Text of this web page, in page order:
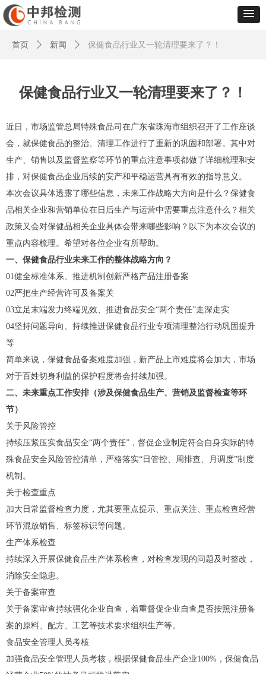
首页 ꄲ 新闻 ꄲ 保健食品行业又一轮清理要来了？！
保健食品行业又一轮清理要来了？！
近日，市场监管总局特殊食品司在广东省珠海市组织召开了工作座谈
会，就保健食品的整治、清理工作进行了重新的巩固和部署。其中对
生产、销售以及监督监察等环节的重点注意事项都做了详细梳理和安
排，对保健食品企业后续的安产和平稳运营具有有效的指导意义。
本次会议具体透露了哪些信息，未来工作战略大方向是什么？保健食
品相关企业和营销单位在日后生产与运营中需要重点注意什么？相关
政策又会对保健品相关企业具体会带来哪些影响？以下为本次会议的
重点内容梳理。希望对各位企业有所帮助。
一、保健食品行业未来工作的整体战略方向？
01健全标准体系、推进机制创新严格产品注册备案
02严把生产经营许可及备案关
03立足末端发力终端见效、推进食品安全“两个责任”走深走实
04坚持问题导向、持续推进保健食品行业专项清理整治行动巩固提升
等
简单来说，保健食品备案难度加强，新产品上市难度将会加大，市场
对于百姓切身利益的保护程度将会持续加强。
二、未来重点工作安排（涉及保健食品生产、营销及监督检查等环
节）
关于风险管控
持续压紧压实食品安全“两个责任”，督促企业制定符合自身实际的特
殊食品安全风险管控清单，严格落实“日管控、周排查、月调度”制度
机制。
关于检查重点
加大日常监督检查力度，尤其要重点提示、重点关注、重点检查经营
环节混放销售、标签标识等问题。
生产体系检查
持续深入开展保健食品生产体系检查，对检查发现的问题及时整改，
消除安全隐患。
关于备案审查
关于备案审查持续强化企业自查，着重督促企业自查是否按照注册备
案的原料、配方、工艺等技术要求组织生产等。
食品安全管理人员考核
加强食品安全管理人员考核，根据保健食品生产企业100%，保健食品